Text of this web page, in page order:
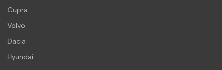
Cupra
Volvo
Dacia
Hyundai